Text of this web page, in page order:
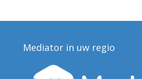
Mediator in uw regio